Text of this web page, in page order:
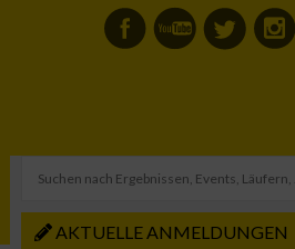
AKTUELLE ANMELDUNGEN